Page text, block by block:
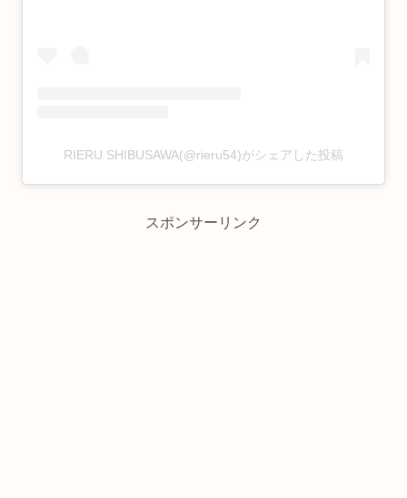
RIERU SHIBUSAWA(@rieru54)がシェアした投稿
スポンサーリンク